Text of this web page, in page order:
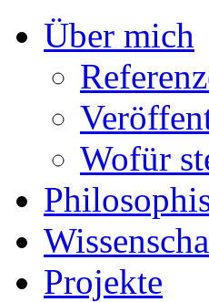
Über mich
Wofür
Projekte